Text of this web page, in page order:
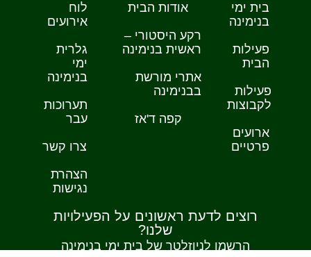
בית ימי
בנימינה
פעילות
הבית
פעילות
לקבוצות
ארועים
פרטיים
אודות הבית
רקע היסטורי –
ראשית בנימינה
אתרי מורשת
בבנימינה
קפה ד'אז
לוח
אירועים
גלרית
ימי
בנימינה
תערוכות
עבר
צרו קשר
הצהרת
נגישות
רוצים לדעת ראשונים על הפעילויות
שלנו?
הרשמו לניוזלטר של בית ימי בנימינה